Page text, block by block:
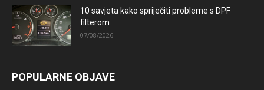
10 savjeta kako spriječiti probleme s DPF
filterom
07/08/2026
POPULARNE OBJAVE